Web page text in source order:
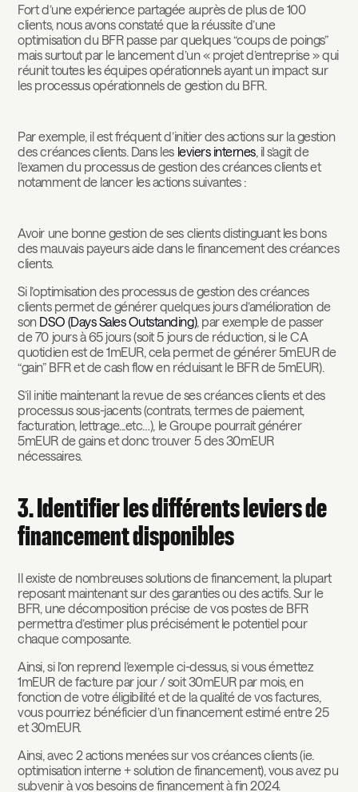
Fort d’une expérience partagée auprès de plus de 100
clients, nous avons constaté que la réussite d’une
optimisation du BFR passe par quelques “coups de poings”
mais surtout par le lancement d’un « projet d’entreprise » qui
réunit toutes les équipes opérationnels ayant un impact sur
les processus opérationnels de gestion du BFR.
Par exemple, il est fréquent d’initier des actions sur la gestion
des créances clients. Dans les leviers internes, il s’agit de
l’examen du processus de gestion des créances clients et
notamment de lancer les actions suivantes :
Avoir une bonne gestion de ses clients distinguant les bons
des mauvais payeurs aide dans le financement des créances
clients.
Si l’optimisation des processus de gestion des créances
clients permet de générer quelques jours d’amélioration de
son DSO (Days Sales Outstanding), par exemple de passer
de 70 jours à 65 jours (soit 5 jours de réduction, si le CA
quotidien est de 1mEUR, cela permet de générer 5mEUR de
“gain” BFR et de cash flow en réduisant le BFR de 5mEUR).
S’il initie maintenant la revue de ses créances clients et des
processus sous-jacents (contrats, termes de paiement,
facturation, lettrage...etc…), le Groupe pourrait générer
5mEUR de gains et donc trouver 5 des 30mEUR
nécessaires.
3. Identifier les différents leviers de
financement disponibles
Il existe de nombreuses solutions de financement, la plupart
reposant maintenant sur des garanties ou des actifs. Sur le
BFR, une décomposition précise de vos postes de BFR
permettra d’estimer plus précisément le potentiel pour
chaque composante.
Ainsi, si l’on reprend l’exemple ci-dessus, si vous émettez
1mEUR de facture par jour / soit 30mEUR par mois, en
fonction de votre éligibilité et de la qualité de vos factures,
vous pourriez bénéficier d’un financement estimé entre 25
et 30mEUR.
Ainsi, avec 2 actions menées sur vos créances clients (ie.
optimisation interne + solution de financement), vous avez pu
subvenir à vos besoins de financement à fin 2024.